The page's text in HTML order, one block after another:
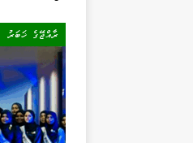
ރާއްޖޭގެ ޚަބަރު